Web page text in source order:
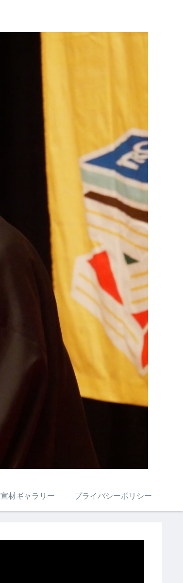
宣材ギャラリー プライバシーポリシー